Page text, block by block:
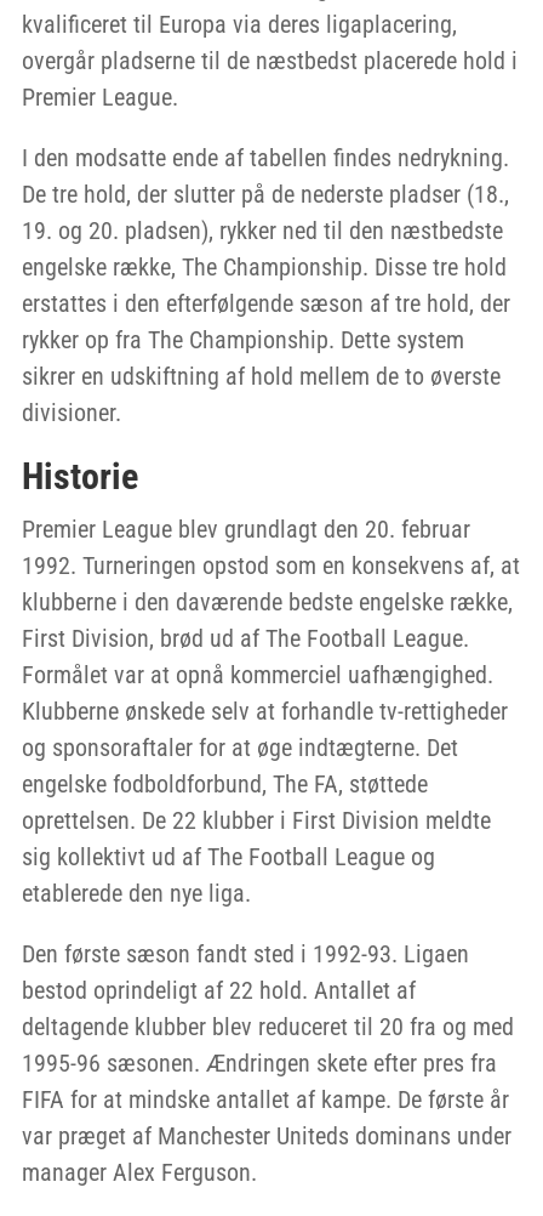
kvalificeret til Europa via deres ligaplacering,
overgår pladserne til de næstbedst placerede hold i
Premier League.
I den modsatte ende af tabellen findes nedrykning.
De tre hold, der slutter på de nederste pladser (18.,
19. og 20. pladsen), rykker ned til den næstbedste
engelske række, The Championship. Disse tre hold
erstattes i den efterfølgende sæson af tre hold, der
rykker op fra The Championship. Dette system
sikrer en udskiftning af hold mellem de to øverste
divisioner.
Historie
Premier League blev grundlagt den 20. februar
1992. Turneringen opstod som en konsekvens af, at
klubberne i den daværende bedste engelske række,
First Division, brød ud af The Football League.
Formålet var at opnå kommerciel uafhængighed.
Klubberne ønskede selv at forhandle tv-rettigheder
og sponsoraftaler for at øge indtægterne. Det
engelske fodboldforbund, The FA, støttede
oprettelsen. De 22 klubber i First Division meldte
sig kollektivt ud af The Football League og
etablerede den nye liga.
Den første sæson fandt sted i 1992-93. Ligaen
bestod oprindeligt af 22 hold. Antallet af
deltagende klubber blev reduceret til 20 fra og med
1995-96 sæsonen. Ændringen skete efter pres fra
FIFA for at mindske antallet af kampe. De første år
var præget af Manchester Uniteds dominans under
manager Alex Ferguson.